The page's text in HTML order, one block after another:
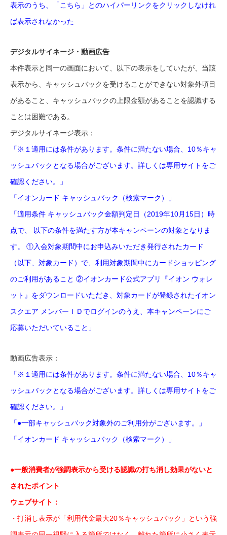
表示のうち、「こちら」とのハイパーリンクをクリックしなけれ
ば表示されなかった
デジタルサイネージ・動画広告
本件表示と同一の画面において、以下の表示をしていたが、当該
表示から、キャッシュバックを受けることができない対象外項目
があること、キャッシュバックの上限金額があることを認識する
ことは困難である。
デジタルサイネージ表示：
「※１適用には条件があります。条件に満たない場合、10％キャ
ッシュバックとなる場合がございます。詳しくは専用サイトをご
確認ください。」
「イオンカード キャッシュバック（検索マーク）」
「適用条件 キャッシュバック金額判定日（2019年10月15日）時
点で、 以下の条件を満たす方が本キャンペーンの対象となりま
す。 ①入会対象期間中にお申込みいただき発行されたカード
（以下、対象カード）で、利用対象期間中にカードショッピング
のご利用があること ②イオンカード公式アプリ『イオン ウォレ
ット』をダウンロードいただき、対象カードが登録されたイオン
スクエア メンバーＩＤでログインのうえ、本キャンペーンにご
応募いただいていること」
動画広告表示：
「※１適用には条件があります。条件に満たない場合、10％キャ
ッシュバックとなる場合がございます。詳しくは専用サイトをご
確認ください。」
「●一部キャッシュバック対象外のご利用分がございます。」
「イオンカード キャッシュバック（検索マーク）」
●一般消費者が強調表示から受ける認識の打ち消し効果がないと
されたポイント
ウェブサイト：
・打消し表示が「利用代金最大20％キャッシュバック」という強